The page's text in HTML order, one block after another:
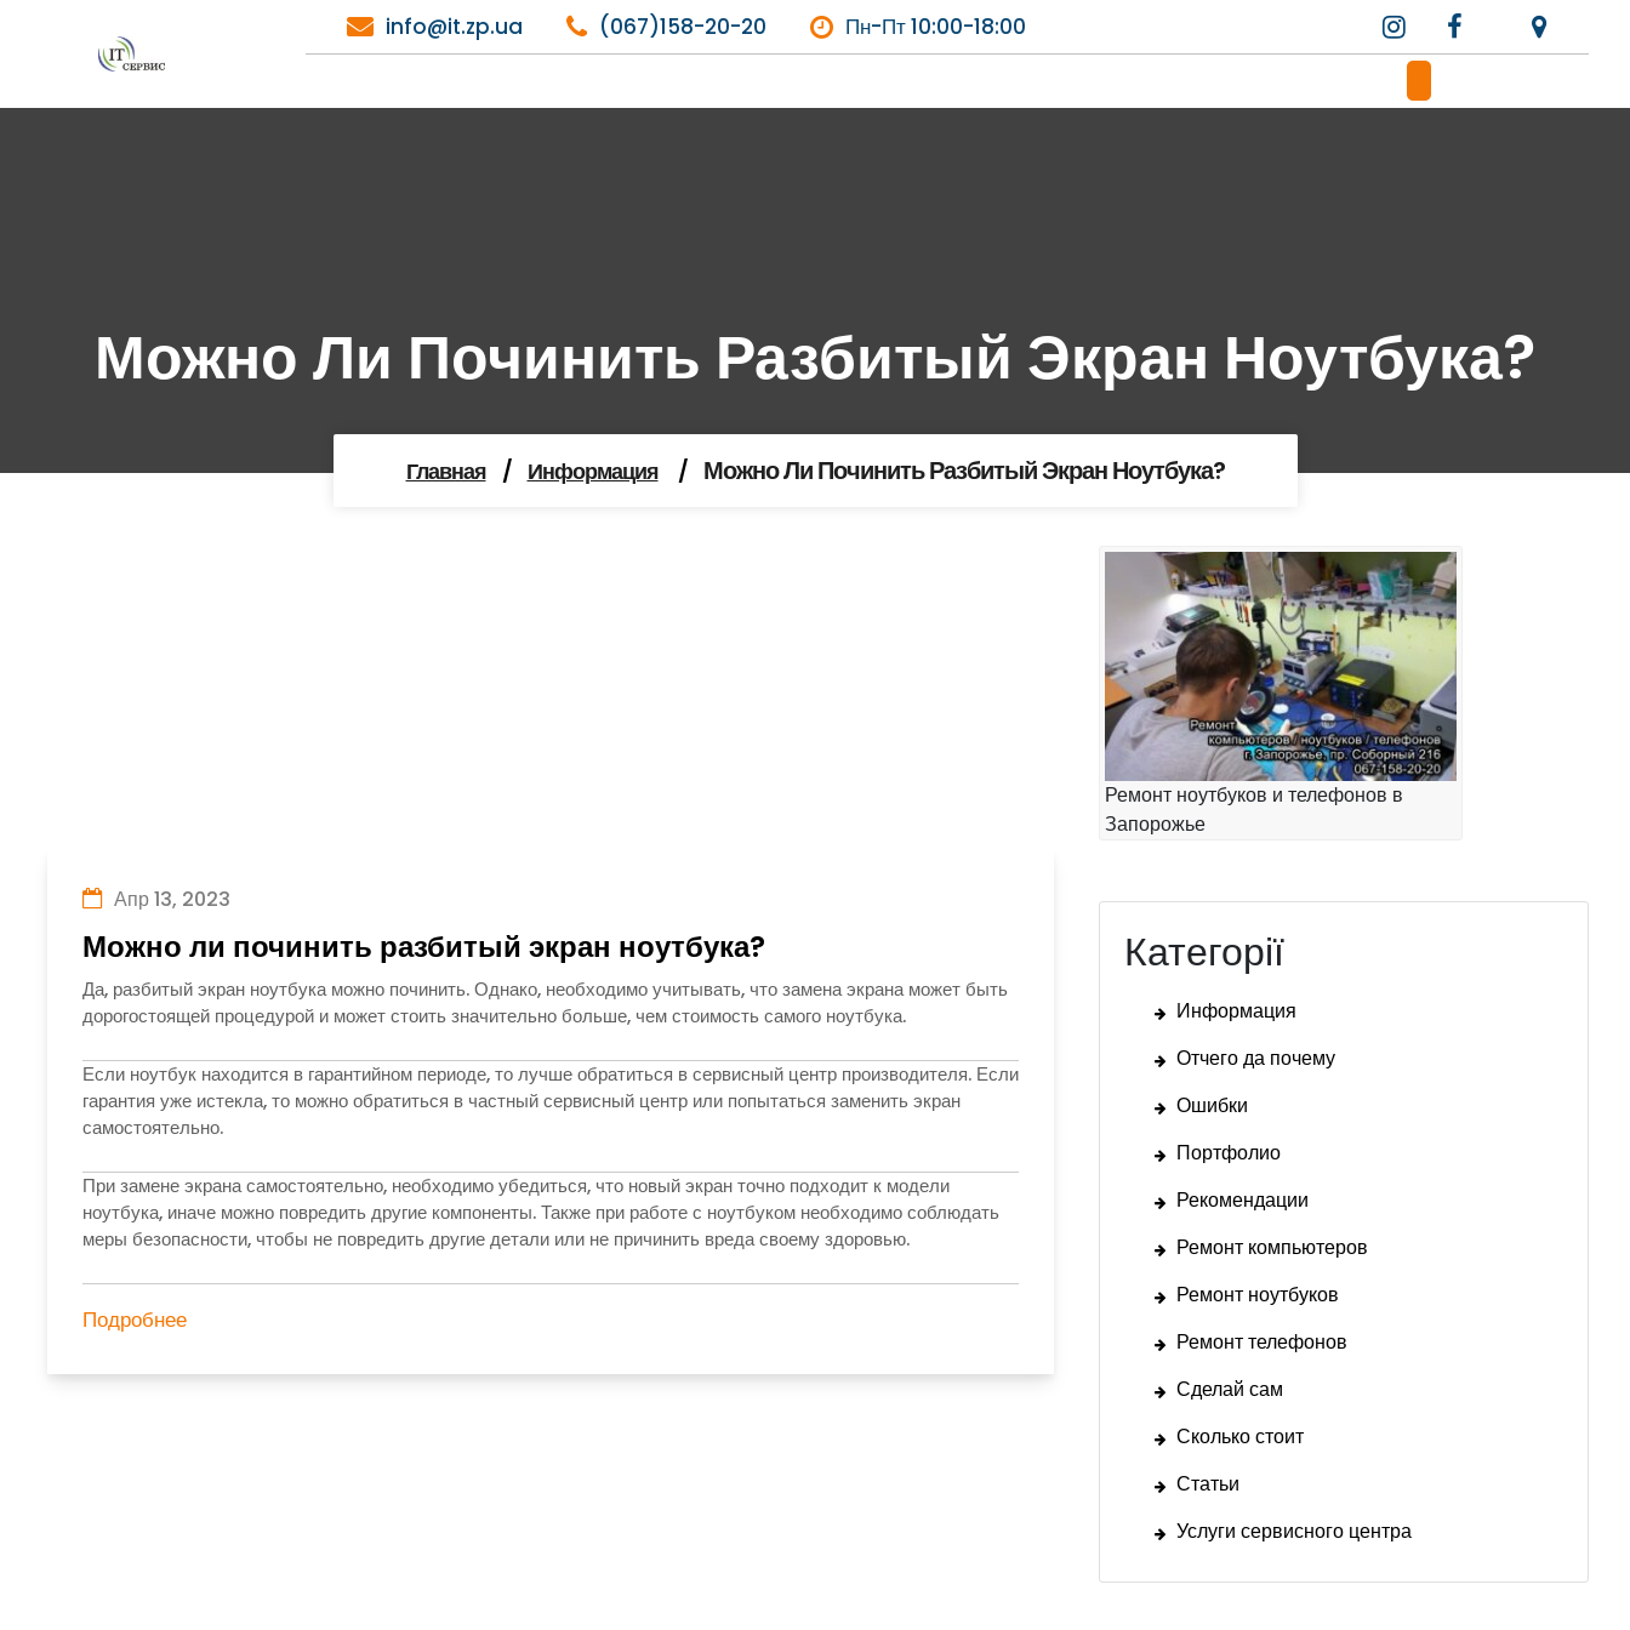
содержимому
info@it.zp.ua (067)158-20-20 Пн-Пт 10:00-18:00
Можно Ли Починить Разбитый Экран Ноутбука?
Главная / Информация / Можно Ли Починить Разбитый Экран Ноутбука?
Апр 13, 2023
Можно ли починить разбитый экран ноутбука?
Да, разбитый экран ноутбука можно починить. Однако, необходимо учитывать, что замена экрана может быть
дорогостоящей процедурой и может стоить значительно больше, чем стоимость самого ноутбука.
Если ноутбук находится в гарантийном периоде, то лучше обратиться в сервисный центр производителя. Если
гарантия уже истекла, то можно обратиться в частный сервисный центр или попытаться заменить экран
самостоятельно.
При замене экрана самостоятельно, необходимо убедиться, что новый экран точно подходит к модели
ноутбука, иначе можно повредить другие компоненты. Также при работе с ноутбуком необходимо соблюдать
меры безопасности, чтобы не повредить другие детали или не причинить вреда своему здоровью.
Подробнее
Ремонт ноутбуков и телефонов в
Запорожье
Категорії
Информация
Отчего да почему
Ошибки
Портфолио
Рекомендации
Ремонт компьютеров
Ремонт ноутбуков
Ремонт телефонов
Сделай сам
Сколько стоит
Статьи
Услуги сервисного центра